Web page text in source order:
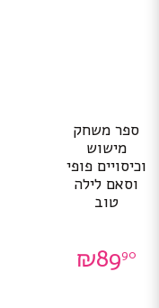
ספר משחק
מישוש
וכיסויים פופי
וסאם לילה
טוב
₪8990